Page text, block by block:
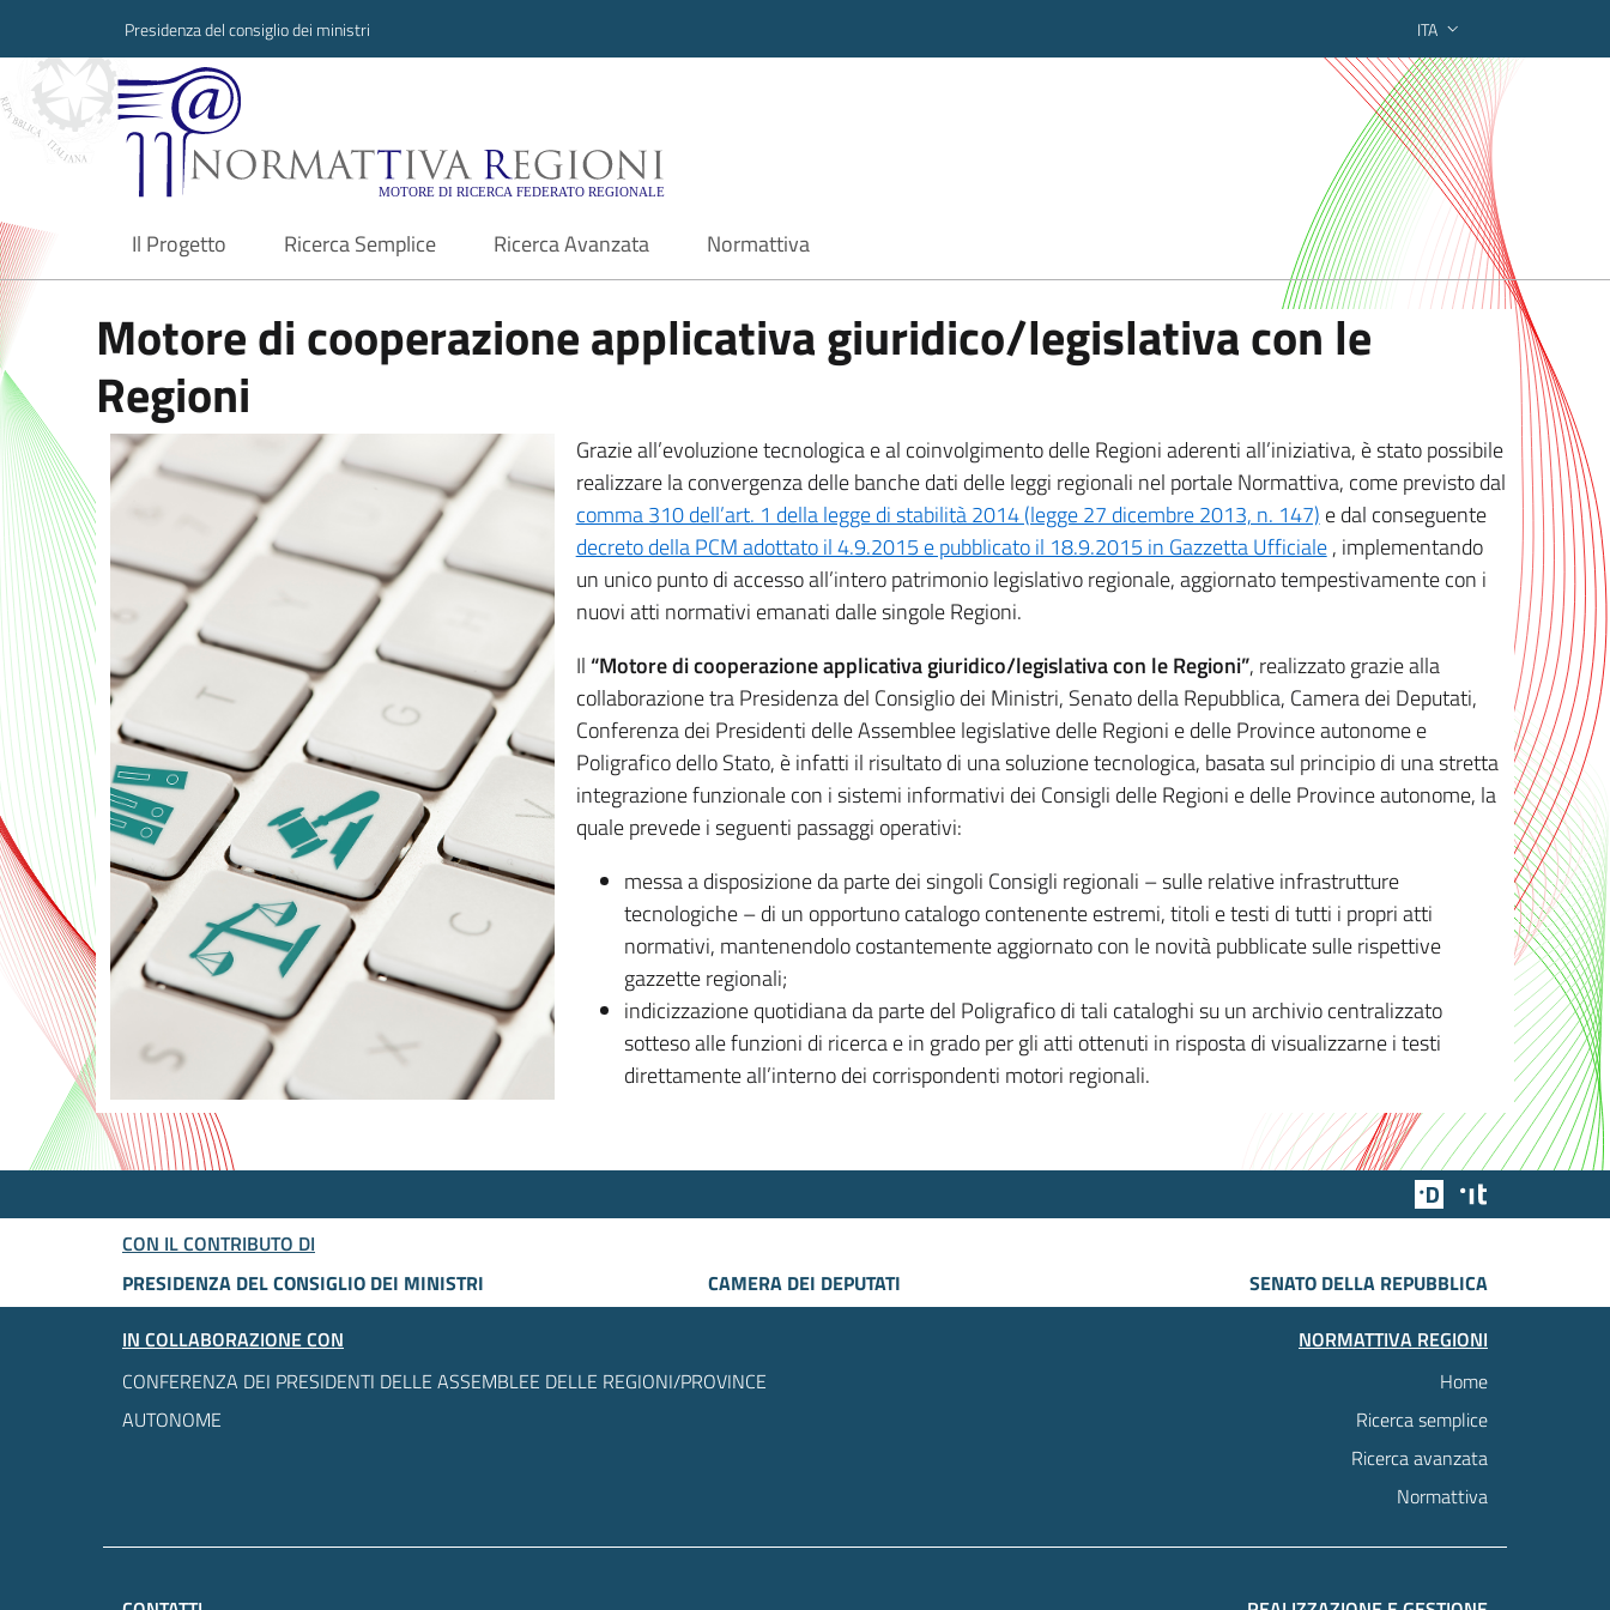
Presidenza del consiglio dei ministri ITA
Normattiva Regioni - Motore di ricerca federato regionale
Il Progetto
current Ricerca Semplice Ricerca Avanzata Normattiva
Motore di cooperazione applicativa giuridico/legislativa con le
Regioni
Grazie all’evoluzione tecnologica e al coinvolgimento delle Regioni aderenti all’iniziativa, è stato possibile
realizzare la convergenza delle banche dati delle leggi regionali nel portale Normattiva, come previsto dal
comma 310 dell’art. 1 della legge di stabilità 2014 (legge 27 dicembre 2013, n. 147) e dal conseguente
decreto della PCM adottato il 4.9.2015 e pubblicato il 18.9.2015 in Gazzetta Ufficiale, implementando
un unico punto di accesso all’intero patrimonio legislativo regionale, aggiornato tempestivamente con i
nuovi atti normativi emanati dalle singole Regioni.
Il “Motore di cooperazione applicativa giuridico/legislativa con le Regioni”, realizzato grazie alla
collaborazione tra Presidenza del Consiglio dei Ministri, Senato della Repubblica, Camera dei Deputati,
Conferenza dei Presidenti delle Assemblee legislative delle Regioni e delle Province autonome e
Poligrafico dello Stato, è infatti il risultato di una soluzione tecnologica, basata sul principio di una stretta
integrazione funzionale con i sistemi informativi dei Consigli delle Regioni e delle Province autonome, la
quale prevede i seguenti passaggi operativi:
messa a disposizione da parte dei singoli Consigli regionali – sulle relative infrastrutture
tecnologiche – di un opportuno catalogo contenente estremi, titoli e testi di tutti i propri atti
normativi, mantenendolo costantemente aggiornato con le novità pubblicate sulle rispettive
gazzette regionali;
indicizzazione quotidiana da parte del Poligrafico di tali cataloghi su un archivio centralizzato
sotteso alle funzioni di ricerca e in grado per gli atti ottenuti in risposta di visualizzarne i testi
direttamente all’interno dei corrispondenti motori regionali.
Team Digitale
CON IL CONTRIBUTO DI
PRESIDENZA DEL CONSIGLIO DEI MINISTRI
CAMERA DEI DEPUTATI
SENATO DELLA REPUBBLICA
IN COLLABORAZIONE CON
CONFERENZA DEI PRESIDENTI DELLE ASSEMBLEE DELLE REGIONI/PROVINCE
AUTONOME
NORMATTIVA REGIONI
Home
Ricerca semplice
Ricerca avanzata
Normattiva